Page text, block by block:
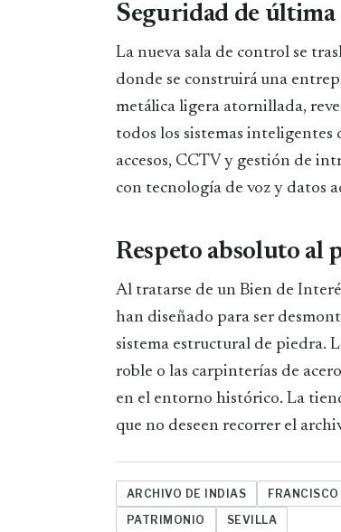
Seguridad de
La nueva sala de control se
donde se construirá una
metálica ligera atornillada,
todos los sistemas
accesos, CCTV y gestión de
con tecnología de voz y datos
Respeto absoluto al
Al tratarse de un Bien de
han diseñado para ser
sistema estructural de piedra.
roble o las carpinterías de
en el entorno histórico. La
que no deseen recorrer el
ARCHIVO DE INDIAS
PATRIMONIO
SEVILLA